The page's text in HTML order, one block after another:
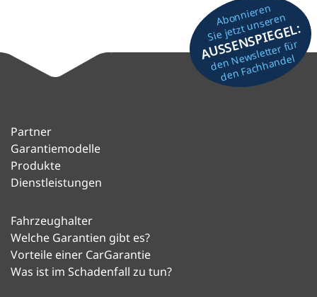
Abonnieren
Sie jetzt unseren
AUSSENSPIEGEL:
den Newsletter für
den Fachhandel
Partner
Garantiemodelle
Produkte
Dienstleistungen
Fahrzeughalter
Welche Garantien gibt es?
Vorteile einer CarGarantie
Was ist im Schadenfall zu tun?